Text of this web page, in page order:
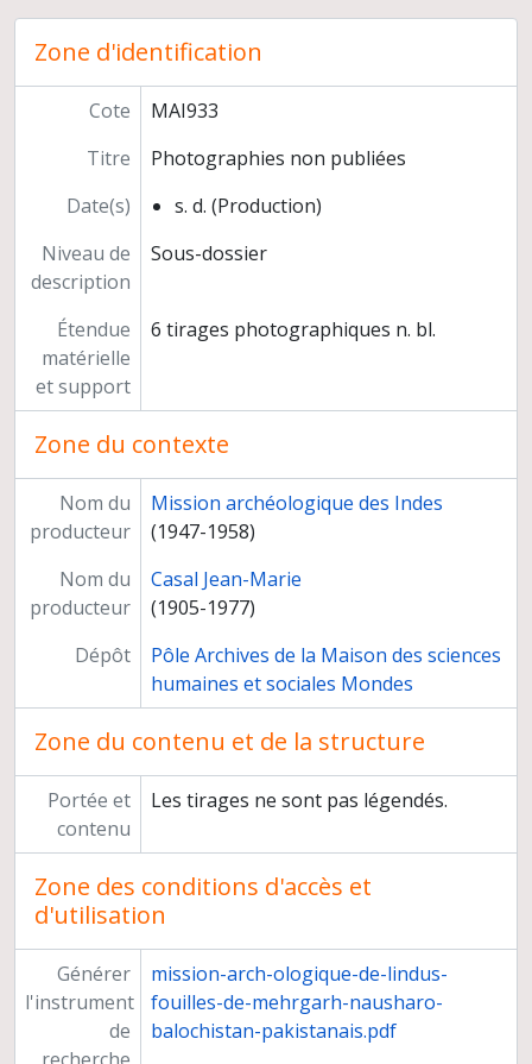
Fouilles de Pirak (Pakistan)
Exploration au Balouchistan
Gestion des missions
Coupures de presse
Publications
Notes de travail et de lecture
Direction de Jean-François Jarrige
Zone d'identification
Cote
MAI933
Titre
Photographies non publiées
Date(s)
s. d. (Production)
Niveau de
description
Sous-dossier
Étendue
matérielle
et support
6 tirages photographiques n. bl.
Zone du contexte
Nom du
producteur
Mission archéologique des Indes
(1947-1958)
Nom du
producteur
Casal Jean-Marie
(1905-1977)
Dépôt
Pôle Archives de la Maison des sciences
humaines et sociales Mondes
Zone du contenu et de la structure
Portée et
contenu
Les tirages ne sont pas légendés.
Zone des conditions d'accès et
d'utilisation
Générer
l'instrument
de
mission-arch-ologique-de-lindus-
fouilles-de-mehrgarh-nausharo-
balochistan-pakistanais.pdf